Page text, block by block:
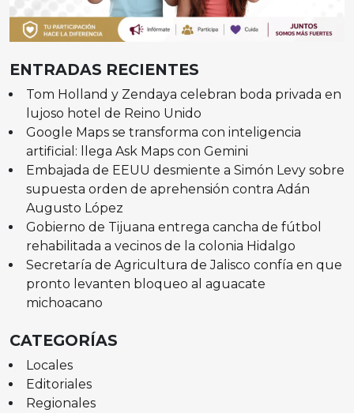
ENTRADAS RECIENTES
Tom Holland y Zendaya celebran boda privada en
lujoso hotel de Reino Unido
Google Maps se transforma con inteligencia
artificial: llega Ask Maps con Gemini
Embajada de EEUU desmiente a Simón Levy sobre
supuesta orden de aprehensión contra Adán
Augusto López
Gobierno de Tijuana entrega cancha de fútbol
rehabilitada a vecinos de la colonia Hidalgo
Secretaría de Agricultura de Jalisco confía en que
pronto levanten bloqueo al aguacate
michoacano
CATEGORÍAS
Locales
Editoriales
Regionales